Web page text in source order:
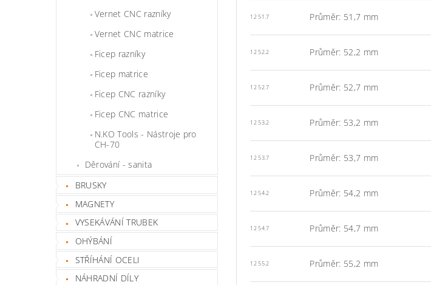
Vernet CNC razníky
Vernet CNC matrice
Ficep razníky
Ficep matrice
Ficep CNC razníky
Ficep CNC matrice
N.KO Tools - Nástroje pro
CH-70
Děrování - sanita
BRUSKY
MAGNETY
VYSEKÁVÁNÍ TRUBEK
OHÝBÁNÍ
STŘÍHÁNÍ OCELI
NÁHRADNÍ DÍLY
12 51.7 Průměr: 51,7 mm
12 52.2 Průměr: 52,2 mm
12 52.7 Průměr: 52,7 mm
12 53.2 Průměr: 53,2 mm
12 53.7 Průměr: 53,7 mm
12 54.2 Průměr: 54,2 mm
12 54.7 Průměr: 54,7 mm
12 55.2 Průměr: 55,2 mm